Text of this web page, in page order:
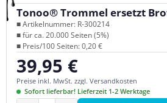
Tonoo® Trommel ersetzt
■ Artikelnummer: R-300214
■ für ca. 20.000 Seiten (5%)
■ Preis/100 Seiten: 0,20 €
Regulärer Preis:
39,95 €
Preise inkl. MwSt. zzgl. Versandkosten
Sofort lieferbar! Lieferzeit 1-2 Werktage